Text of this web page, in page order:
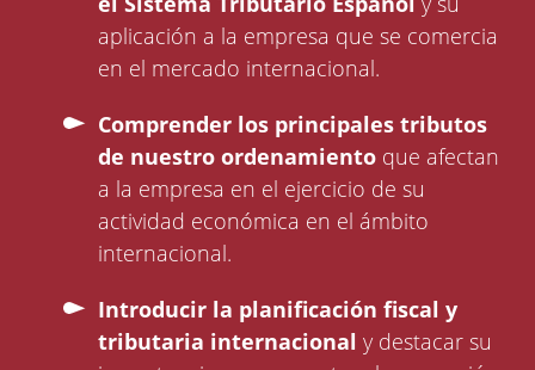
aplicación a la empresa que se comercia
en el mercado internacional.
Comprender los principales tributos
de nuestro ordenamiento que afectan
a la empresa en el ejercicio de su
actividad económica en el ámbito
internacional.
Introducir la planificación fiscal y
tributaria internacional y destacar su